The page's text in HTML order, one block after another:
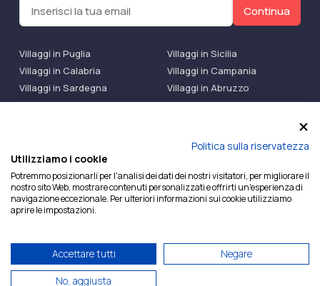
Continua
Villaggi in Puglia
Villaggi in Sicilia
Villaggi in Calabria
Villaggi in Campania
Villaggi in Sardegna
Villaggi in Abruzzo
Villaggi Bluserena
Villaggi TH Resort
Ilmiovillaggio è un marchio di Ekiwi S.r.l.
Licenza Agenzia Viaggi e Turismo n° 2015/0133251 del
26/02/2015 e coperta da RC per Agenzia di Viaggi n°
OX00081147 REVO Specialty LiabilityXTravel Agencies.
Privacy PolicyCookie PolicyCondizioni generali
Politica sulla riservatezza
Utilizziamo i cookie
Potremmo posizionarli per l'analisi dei dati dei nostri visitatori, per migliorare il
nostro sito Web, mostrare contenuti personalizzati e offrirti un'esperienza di
navigazione eccezionale. Per ulteriori informazioni sui cookie utilizziamo
aprire le impostazioni.
Accettare tutti
Negare
No, aggiusta